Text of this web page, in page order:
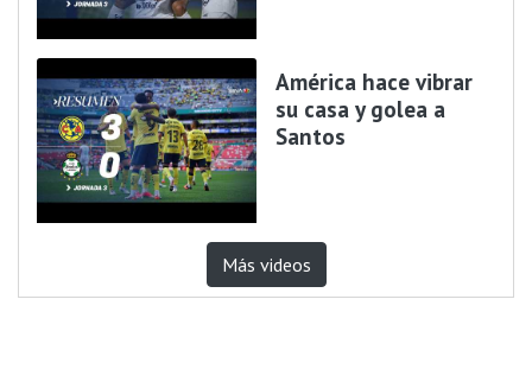
América hace vibrar
su casa y golea a
Santos
Más videos